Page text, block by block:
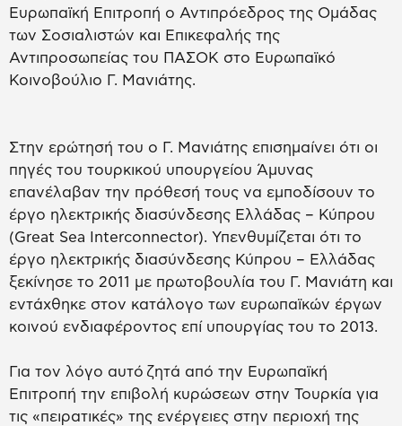
Ευρωπαϊκή Επιτροπή ο Αντιπρόεδρος της Ομάδας
των Σοσιαλιστών και Επικεφαλής της
Αντιπροσωπείας του ΠΑΣΟΚ στο Ευρωπαϊκό
Κοινοβούλιο Γ. Μανιάτης.
Στην ερώτησή του ο Γ. Μανιάτης επισημαίνει ότι οι
πηγές του τουρκικού υπουργείου Άμυνας
επανέλαβαν την πρόθεσή τους να εμποδίσουν το
έργο ηλεκτρικής διασύνδεσης Ελλάδας – Κύπρου
(Great Sea Interconnector). Υπενθυμίζεται ότι το
έργο ηλεκτρικής διασύνδεσης Κύπρου – Ελλάδας
ξεκίνησε το 2011 με πρωτοβουλία του Γ. Μανιάτη και
εντάχθηκε στον κατάλογο των ευρωπαϊκών έργων
κοινού ενδιαφέροντος επί υπουργίας του το 2013.
Για τον λόγο αυτό ζητά από την Ευρωπαϊκή
Επιτροπή την επιβολή κυρώσεων στην Τουρκία για
τις «πειρατικές» της ενέργειες στην περιοχή της